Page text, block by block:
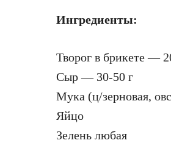
Ингредиенты:
Творог в брикете —
Сыр — 30-50 г
Мука (ц/зерновая,
Яйцо
Зелень любая